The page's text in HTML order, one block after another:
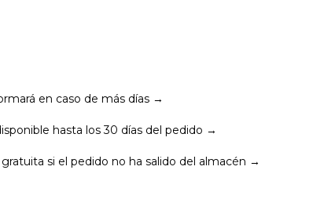
en caso de más días →
hasta los 30 días del pedido →
gratuita si el pedido no ha salido del almacén →